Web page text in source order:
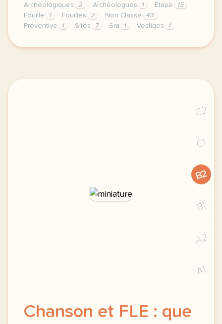
Archéologiques
2 Archéologues 1 Étape
15
Fouille
1 Fouilles 2 Non Classé
43
Préventive
1 Sites 7 Sra 1 Vestiges 1
theme non classe duree 180 minutes 3 h niveau
C2
C1
B2
B1
A2
A1
Chanson et FLE : que